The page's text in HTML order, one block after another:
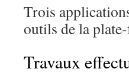
Trois
outils de la
Travaux